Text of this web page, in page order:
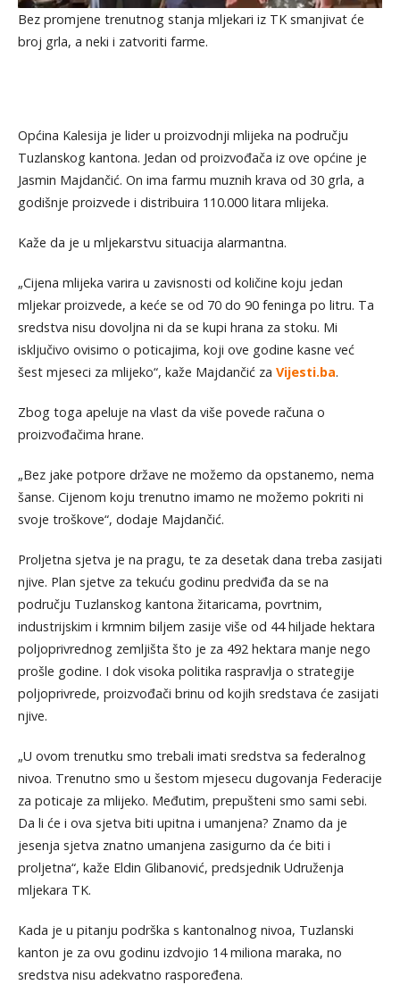
Bez promjene trenutnog stanja mljekari iz TK smanjivat će
broj grla, a neki i zatvoriti farme.
Općina Kalesija je lider u proizvodnji mlijeka na području
Tuzlanskog kantona. Jedan od proizvođača iz ove općine je
Jasmin Majdančić. On ima farmu muznih krava od 30 grla, a
godišnje proizvede i distribuira 110.000 litara mlijeka.
Kaže da je u mljekarstvu situacija alarmantna.
„Cijena mlijeka varira u zavisnosti od količine koju jedan
mljekar proizvede, a keće se od 70 do 90 feninga po litru. Ta
sredstva nisu dovoljna ni da se kupi hrana za stoku. Mi
isključivo ovisimo o poticajima, koji ove godine kasne već
šest mjeseci za mlijeko“, kaže Majdančić za Vijesti.ba.
Zbog toga apeluje na vlast da više povede računa o
proizvođačima hrane.
„Bez jake potpore države ne možemo da opstanemo, nema
šanse. Cijenom koju trenutno imamo ne možemo pokriti ni
svoje troškove“, dodaje Majdančić.
Proljetna sjetva je na pragu, te za desetak dana treba zasijati
njive. Plan sjetve za tekuću godinu predviđa da se na
području Tuzlanskog kantona žitaricama, povrtnim,
industrijskim i krmnim biljem zasije više od 44 hiljade hektara
poljoprivrednog zemljišta što je za 492 hektara manje nego
prošle godine. I dok visoka politika raspravlja o strategije
poljoprivrede, proizvođači brinu od kojih sredstava će zasijati
njive.
„U ovom trenutku smo trebali imati sredstva sa federalnog
nivoa. Trenutno smo u šestom mjesecu dugovanja Federacije
za poticaje za mlijeko. Međutim, prepušteni smo sami sebi.
Da li će i ova sjetva biti upitna i umanjena? Znamo da je
jesenja sjetva znatno umanjena zasigurno da će biti i
proljetna“, kaže Eldin Glibanović, predsjednik Udruženja
mljekara TK.
Kada je u pitanju podrška s kantonalnog nivoa, Tuzlanski
kanton je za ovu godinu izdvojio 14 miliona maraka, no
sredstva nisu adekvatno raspoređena.